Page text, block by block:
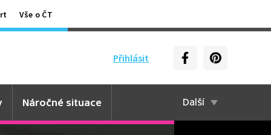
Vše o ČT
Přihlásit
Náročné situace Další